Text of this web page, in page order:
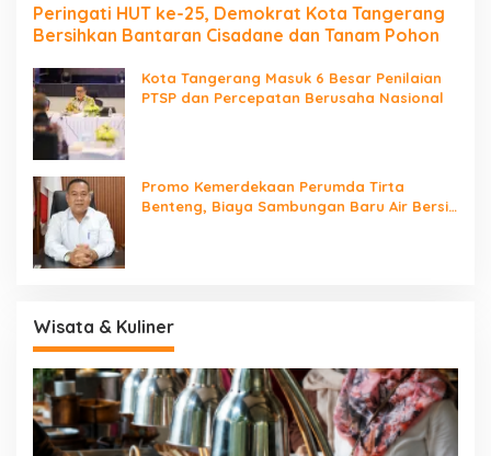
Peringati HUT ke-25, Demokrat Kota Tangerang
Bersihkan Bantaran Cisadane dan Tanam Pohon
Kota Tangerang Masuk 6 Besar Penilaian
PTSP dan Percepatan Berusaha Nasional
Promo Kemerdekaan Perumda Tirta
Benteng, Biaya Sambungan Baru Air Bersih
Wisata & Kuliner